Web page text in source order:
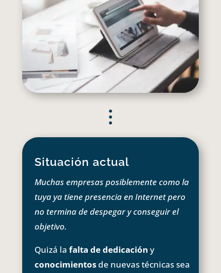
Situación actual
Muchas empresas posiblemente como la
tuya ya tiene presencia en Internet pero
no termina de despegar y conseguir el
objetivo.
Quizá la falta de dedicación y
conocimientosde nuevas técnicas sea